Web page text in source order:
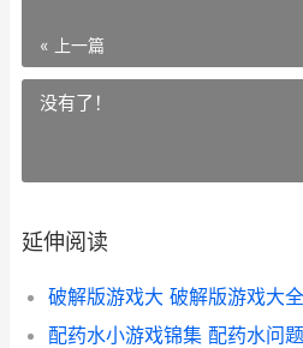
« 上一篇
没有了！
延伸阅读
配药水小游戏锦集 配药水问题